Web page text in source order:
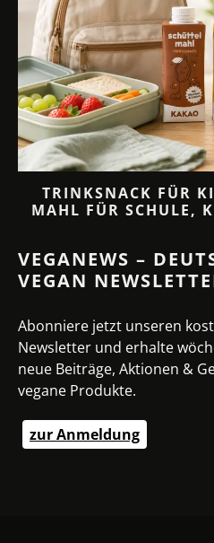
TRINKSNACK FÜR
MAHL FÜR SCHULE,
VEGANEWS –
VEGAN
Abonniere jetzt unseren
Newsletter und erhalte
neue Beiträge, Aktionen &
vegane Produkte.
zur Anmeldung